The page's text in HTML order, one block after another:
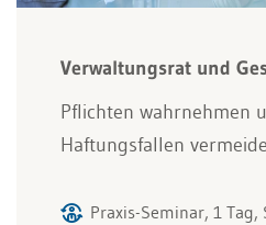
Verwaltungsrat und
Pflichten wahrnehmen
Haftungsfallen
Praxis-Seminar, 1 Tag,